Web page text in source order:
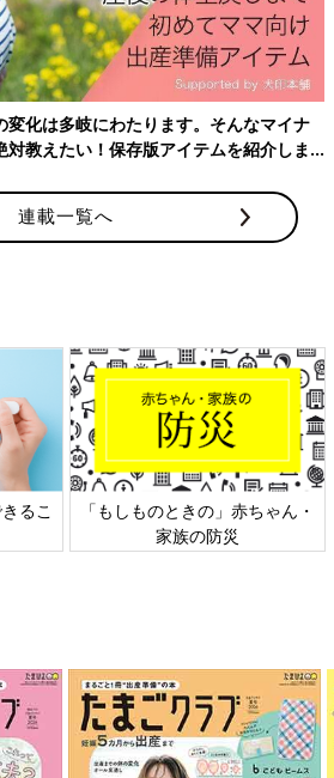
変化は多岐にわたります。そんなマイナ
教えたい！保存版アイテムを紹介しま
連載一覧へ
るこ
「もしものときの」赤ちゃん・
家族の防災